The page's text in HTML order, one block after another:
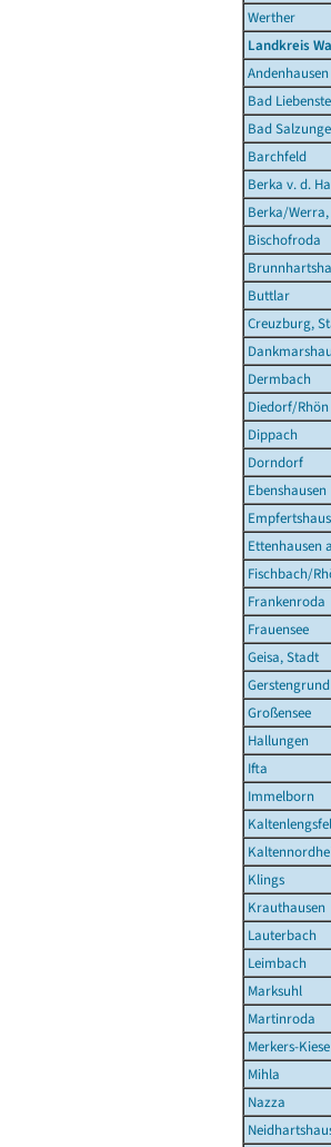
Werther
Landkreis
Andenhausen
Bad
Bad
Barchfeld
Berka v. d.
Berka/
Bischofroda
Buttlar
Creuzburg,
Dermbach
Diedorf/Rhön
Dippach
Dorndorf
Ebenshausen
Ettenhausen
Fischbach/
Frankenroda
Frauensee
Geisa, Stadt
Gerstengrund
Großensee
Hallungen
Ifta
Immelborn
Klings
Krauthausen
Lauterbach
Leimbach
Marksuhl
Martinroda
Merkers-
Mihla
Nazza